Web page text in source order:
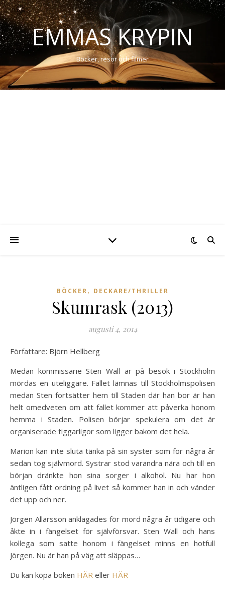
EMMAS KRYPIN
Böcker, resor och filmer
BÖCKER, DECKARE/THRILLER
Skumrask (2013)
augusti 4, 2014
Författare: Björn Hellberg
Medan kommissarie Sten Wall är på besök i Stockholm
mördas en uteliggare. Fallet lämnas till Stockholmspolisen
medan Sten fortsätter hem till Staden där han bor är han
helt omedveten om att fallet kommer att påverka honom
hemma i Staden. Polisen börjar spekulera om det är
organiserade tiggarligor som ligger bakom det hela.
Marion kan inte sluta tänka på sin syster som för några år
sedan tog självmord. Systrar stod varandra nära och till en
början dränkte hon sina sorger i alkohol. Nu har hon
äntligen fått ordning på livet så kommer han in och vänder
det upp och ner.
Jörgen Allarsson anklagades för mord några år tidigare och
åkte in i fängelset för självförsvar. Sten Wall och hans
kollega som satte honom i fängelset minns en hotfull
Jörgen. Nu är han på väg att släppas…
Du kan köpa boken HÄR eller HÄR